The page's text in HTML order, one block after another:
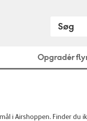
Opgradér
i Airshoppen. Finder